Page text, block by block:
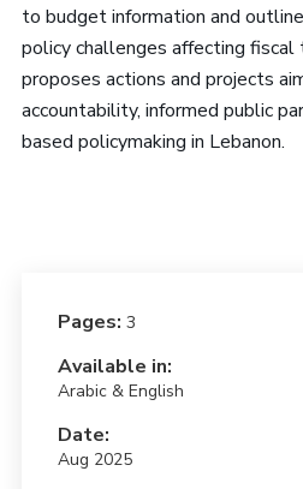
to budget information and
policy challenges affecting fiscal
proposes actions and projects
accountability, informed public
based policymaking in Lebanon.
Pages: 3
Available in:
Arabic & English
Date:
Aug 2025